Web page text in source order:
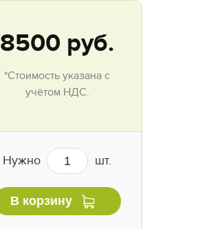
8500 руб.
*Стоимость указана с
учётом НДС.
Нужно шт.
В корзину